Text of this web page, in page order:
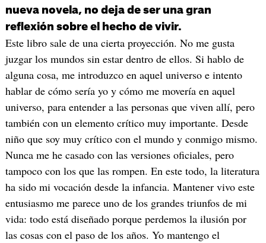
nueva novela, no deja de ser una gran
reflexión sobre el hecho de vivir.
Este libro sale de una cierta proyección. No me gusta
juzgar los mundos sin estar dentro de ellos. Si hablo de
alguna cosa, me introduzco en aquel universo e intento
hablar de cómo sería yo y cómo me movería en aquel
universo, para entender a las personas que viven allí, pero
también con un elemento crítico muy importante. Desde
niño que soy muy crítico con el mundo y conmigo mismo.
Nunca me he casado con las versiones oficiales, pero
tampoco con los que las rompen. En este todo, la literatura
ha sido mi vocación desde la infancia. Mantener vivo este
entusiasmo me parece uno de los grandes triunfos de mi
vida: todo está diseñado porque perdemos la ilusión por
las cosas con el paso de los años. Yo mantengo el